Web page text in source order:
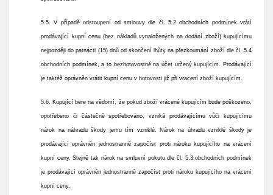
5.5. V případě odstoupení od smlouvy dle čl. 5.2 obchodních podmínek vrátí
prodávající kupní cenu (bez nákladů vynaložených na dodání zboží) kupujícímu
nejpozději do patnácti (15) dnů od skončení lhůty na přezkoumání zboží dle čl. 5.4
obchodních podmínek, a to bezhotovostně na účet určený kupujícím. Prodávající
je taktéž oprávněn vrátit kupní cenu v hotovosti již při vracení zboží kupujícím.
5.6. Kupující bere na vědomí, že pokud zboží vrácené kupujícím bude poškozeno,
opotřebeno či částečně spotřebováno, vzniká prodávajícímu vůči kupujícímu
nárok na náhradu škody jemu tím vzniklé. Nárok na úhradu vzniklé škody je
prodávající oprávněn jednostranně započíst proti nároku kupujícího na vrácení
kupní ceny. Stejně tak nárok na smluvní pokutu dle čl. 5.3 obchodních podmínek
je prodávající oprávněn jednostranně započíst proti nároku kupujícího na vrácení
kupní ceny.